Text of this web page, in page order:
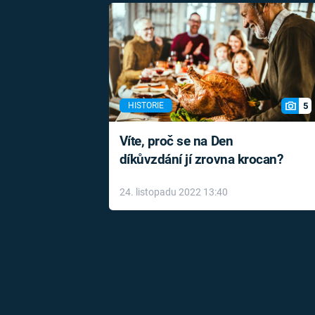
HISTORIE 5
Víte, proč se na Den
díkůvzdání jí zrovna krocan?
24. listopadu 2022 13:40